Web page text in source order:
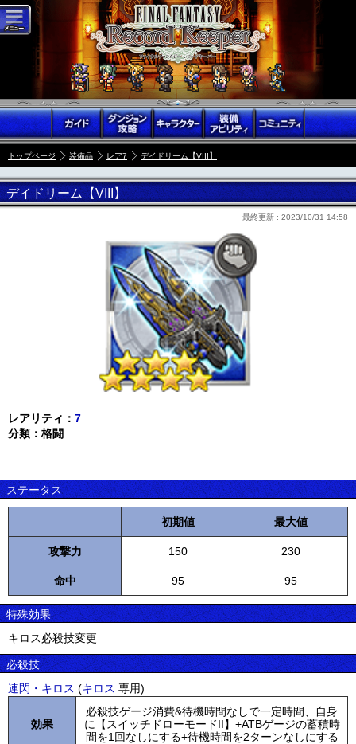
トップページ 装備品 レア7 デイドリーム【VIII】
デイドリーム【VIII】
最終更新 : 2023/10/31 14:58
レアリティ： 7
分類：格闘
ステータス
初期値 最大値
攻撃力 150 230
命中 95 95
特殊効果
キロス必殺技変更
必殺技
連閃・キロス (キロス 専用)
効果
必殺技ゲージ消費&待機時間なしで一定時間、自身
に【スイッチドローモードII】+ATBゲージの蓄積時
間を1回なしにする+待機時間を2ターンなしにする